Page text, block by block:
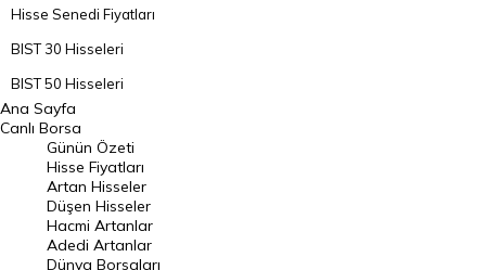
Hisse Senedi Fiyatları
BIST 30 Hisseleri
BIST 50 Hisseleri
BIST 100 Hisseleri
En Çok Artan Hisseler
En Çok Düşen Hisseler
Hacmi Artanlar
Geçmiş Kapanışlar
Ana Sayfa
Canlı Borsa
Günün Özeti
Hisse Fiyatları
Artan Hisseler
Düşen Hisseler
Hacmi Artanlar
Adedi Artanlar
Dünya Borsaları